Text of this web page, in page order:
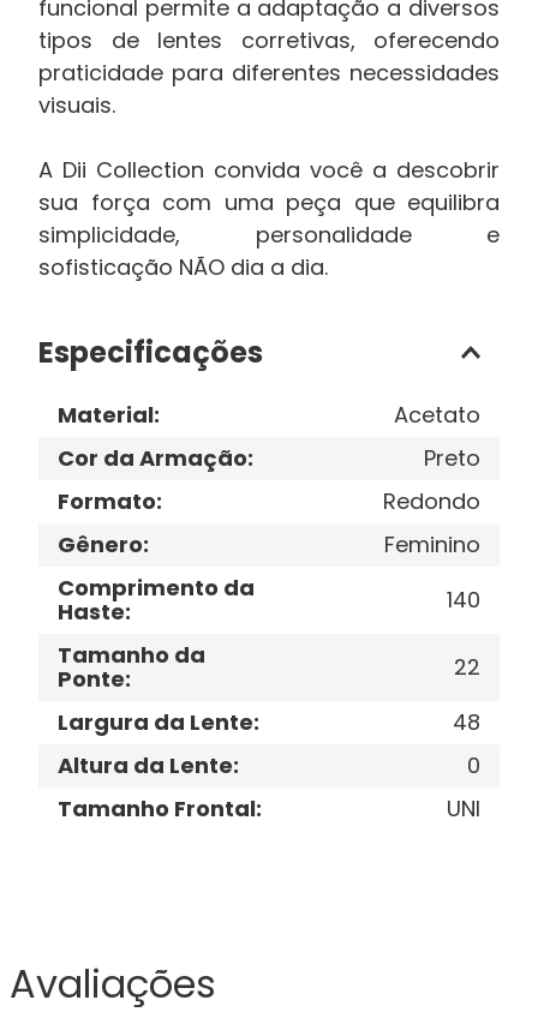
funcional permite a adaptação a diversos
tipos de lentes corretivas, oferecendo
praticidade para diferentes necessidades
visuais.
A Dii Collection convida você a descobrir
sua força com uma peça que equilibra
simplicidade, personalidade e
sofisticação NÃO dia a dia.
Especificações
Material:
Acetato
Cor da Armação:
Preto
Formato:
Redondo
Gênero:
Feminino
Comprimento da
Haste:
140
Tamanho da
Ponte:
22
Largura da Lente:
48
Altura da Lente:
0
Tamanho Frontal: UNI
Avaliações